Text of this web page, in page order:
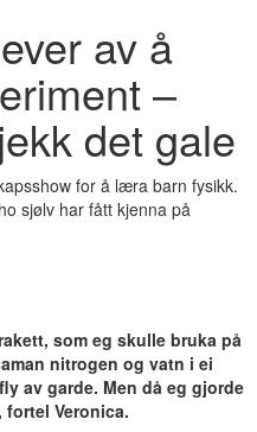
av å
–
det gale
for å læra barn fysikk.
sjølv har fått kjenna på
som eg skulle bruka på
nitrogen og vatn i ei
av garde. Men då eg gjorde
Veronica.